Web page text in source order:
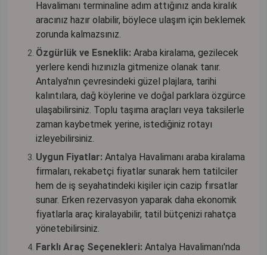
Havalimanı terminaline adım attığınız anda kiralık
aracınız hazır olabilir, böylece ulaşım için beklemek
zorunda kalmazsınız.
Özgürlük ve Esneklik: Araba kiralama, gezilecek
yerlere kendi hızınızla gitmenize olanak tanır.
Antalya'nın çevresindeki güzel plajlara, tarihi
kalıntılara, dağ köylerine ve doğal parklara özgürce
ulaşabilirsiniz. Toplu taşıma araçları veya taksilerle
zaman kaybetmek yerine, istediğiniz rotayı
izleyebilirsiniz.
Uygun Fiyatlar: Antalya Havalimanı araba kiralama
firmaları, rekabetçi fiyatlar sunarak hem tatilciler
hem de iş seyahatindeki kişiler için cazip fırsatlar
sunar. Erken rezervasyon yaparak daha ekonomik
fiyatlarla araç kiralayabilir, tatil bütçenizi rahatça
yönetebilirsiniz.
Farklı Araç Seçenekleri: Antalya Havalimanı'nda